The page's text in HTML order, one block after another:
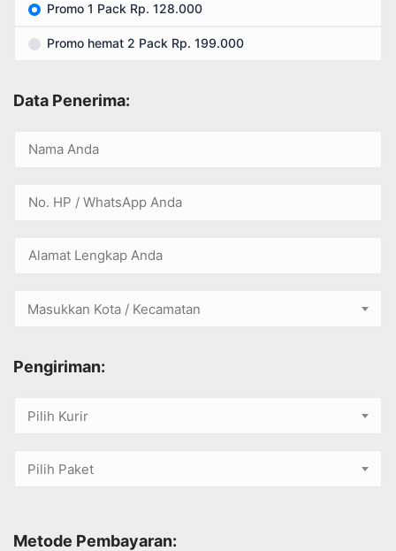
Promo 1 Pack Rp. 128.000
Promo hemat 2 Pack Rp. 199.000
Data Penerima:
Masukkan Kota / Kecamatan
Pengiriman:
Pilih Kurir
Pilih Paket
Metode Pembayaran: